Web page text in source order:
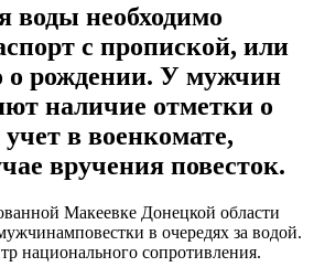
воды необходимо
с пропиской, или
о рождении. У мужчин
наличие отметки о
в военкомате,
вручения повесток.
Макеевке Донецкой области
в очередях за водой.
национального сопротивления.